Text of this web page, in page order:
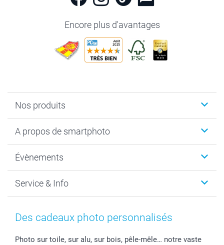
Encore plus d'avantages
Nos produits
Cadeaux photo
MyNameBook
Développement photo & Tirage photo
Cadres photo & accessoires déco
Calendrier photos & Agendas photo
Stickers & Etiquettes
A propos de smartphoto
Durabilité
Gestion des cookies
Mentions Légales
Affiliation
Évènements
Nouvel An
Fête des Mères
Confirmation ou communion
Service & Info
Tarifs et frais de livraison
Livraison en 48 heures
Des cadeaux photo personnalisés
Photo sur toile, sur alu, sur bois, pêle-mêle… notre vaste